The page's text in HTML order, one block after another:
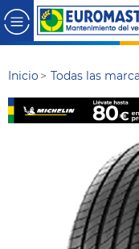
Inicio Todas las